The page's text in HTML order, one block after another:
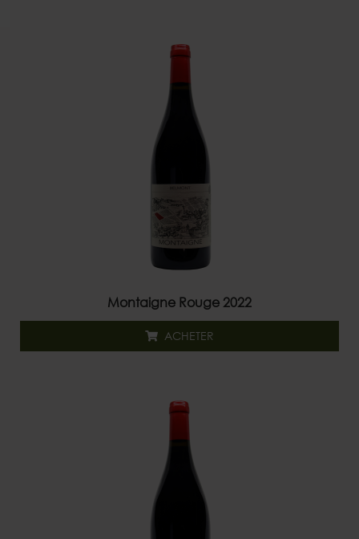
Montaigne Rouge 2022
ACHETER